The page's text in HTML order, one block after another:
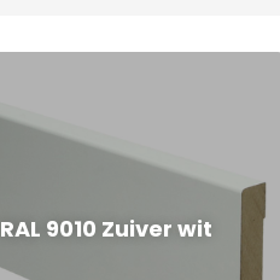
RAL 9010 Zuiver wit